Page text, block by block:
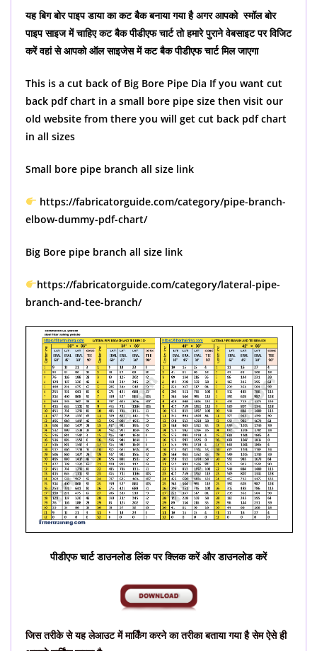
यह बिग बोर पाइप डाया का कट बैक बनाया गया है अगर आपको स्मॉल बोर
पाइप साइज में चाहिए कट बैक पीडीएफ चार्ट तो हमारे पुराने वेबसाइट पर विजिट
करें वहां से आपको ऑल साइजेस में कट बैक पीडीएफ चार्ट मिल जाएगा
This is a cut back of Big Bore Pipe Dia If you want cut
back pdf chart in a small bore pipe size then visit our
old website from there you will get cut back pdf chart
in all sizes
Small bore pipe branch all size link
https://fabricatorguide.com/category/pipe-branch-
elbow-dummy-pdf-chart/
Big Bore pipe branch all size link
https://fabricatorguide.com/category/lateral-pipe-
branch-and-tee-branch/
पीडीएफ चार्ट डाउनलोड लिंक पर क्लिक करें और डाउनलोड करें
जिस तरीके से यह लेआउट में मार्किंग करने का तरीका बताया गया है सेम ऐसे ही